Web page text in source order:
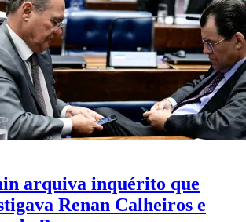
arquiva inquérito que
Renan Calheiros e